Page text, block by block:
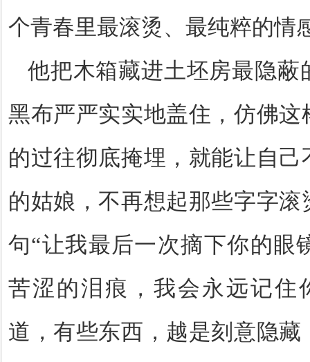
个青春里最滚烫、最纯粹的情
他把木箱藏进土坯房最隐蔽
黑布严严实实地盖住，仿佛
的过往彻底掩埋，就能让自
的姑娘，不再想起那些字字
句“让我最后一次摘下你的眼
苦涩的泪痕，我会永远记住
道，有些东西，越是刻意隐